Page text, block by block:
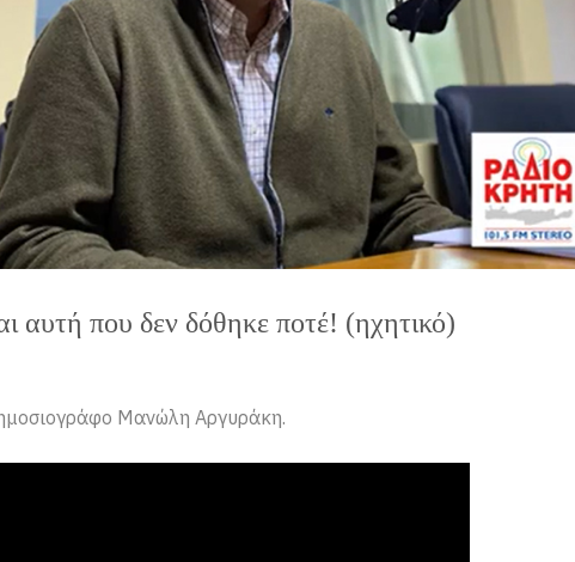
αυτή που δεν δόθηκε ποτέ! (ηχητικό)
Μανώλη Αργυράκη.